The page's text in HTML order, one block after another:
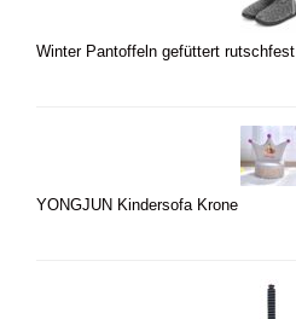
Winter Pantoffeln gefüttert rutschfest
YONGJUN Kindersofa Krone